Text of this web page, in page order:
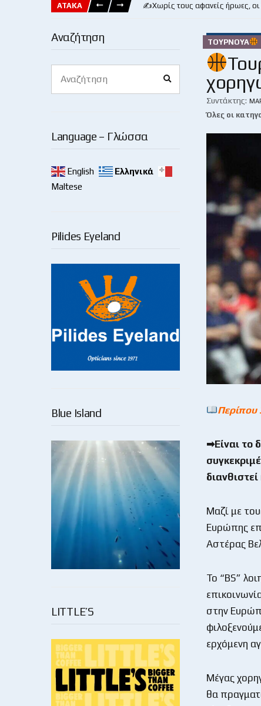
ΑΤΑΚΑ ✍️Χωρίς τους αφανείς ήρωες,
Αναζήτηση
for:
Language – Γλώσσα
English
Ελληνικά
Maltese
Pilides Eyeland
Blue Island
LITTLE’S
ΤΟΥΡΝΟΥΆ
Συντάκτης:
Όλες οι
Περίπου
➡Είναι το
Μαζί με
Ευρώπης
Αστέρας
Το “BS”
στην
ερχόμενη
Μέγας
θα